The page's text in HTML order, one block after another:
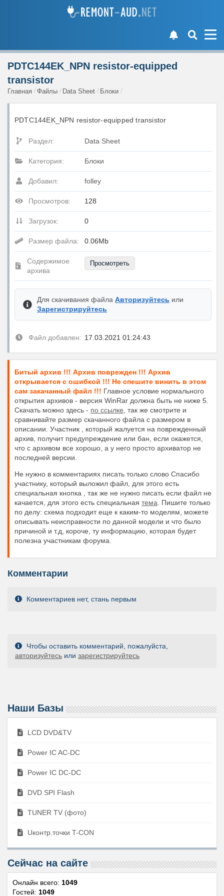
PDTC144EK_NPN resistor-equipped
transistor
Главная Файлы Data Sheet Блоки
PDTC144EK_NPN resistor-equipped transistor
Раздел: Data Sheet
Категория: Блоки
Добавил: folley
Просмотров: 128
Загрузок: 0
Размер файла: 0.06Mb
Содержимое
архива
Просмотреть
Для скачивания файла Авторизуйтесь или
Зарегистрируйтесь
Файл добавлен: 17.03.2021 01:24:43
Битый архив !!! Архив поврежден !!! Архив
открывается с ошибкой !!! Не спешите винить в этом
сам закачанный файл !!! Главное условие нормального
открытия архивов - версия WinRar должна быть не ниже 5.
Скачать можно здесь - по ссылке , так же смотрите и
сравнивайте размер скачанного файла с размером в
описании. Участник , который жалуется на поврежденный
архив, получит предупреждение или бан, если окажется,
что с архивом все хорошо, а у него просто архиватор не
последней версии.
Не нужно в комментариях писать только слово Спасибо
участнику, который выложил файл, для этого есть
специальная кнопка , так же не нужно писать если файл не
качается, для этого есть специальная тема . Пишите только
по делу: схема подходит еще к каким-то моделям, можете
описывать неисправности по данной модели и что было
причиной и т.д, короче, ту информацию, которая будет
полезна участникам форума.
Комментарии
Комментариев нет, стань первым
Чтобы оставить комментарий, пожалуйста,
авторизуйтесь или зарегистрируйтесь
Наши Базы
LCD DVD&TV
Power IC AC-DC
Power IC DC-DC
DVD SPI Flash
TUNER TV (фото)
Uконтр.точки T-CON
Сейчас на сайте
Онлайн всего: 1049
Гостей: 1049